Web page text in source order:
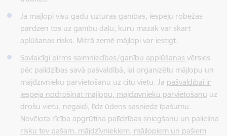
Ja mājlopi visu gadu uzturas ganībās, iespēju robežās
pārdzen tos uz ganību daļu, kuru mazāk var skart
aplūšanas risks. Mitrā zemē mājlopi var iestigt.
Savlaicīgi pirms saimniecības/ganību applūšanas vērsies
pēc palīdzības savā pašvaldībā, lai organizētu mājlopu un
mājdzīvnieku pārvietošanu uz citu vietu. Ja pašvaldībai ir
iespēja nodrošināt mājlopu, mājdzīvnieku pārvietošanu uz
drošu vietu, negaidi, līdz ūdens sasniedz īpašumu.
Novēlota rīcība apgrūtina palīdzības sniegšanu un palielina
risku tev pašam, mājdzīvniekiem, mājlopiem un pašiem